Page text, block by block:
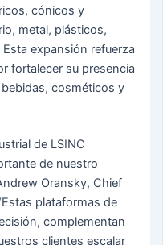
cónicos y
metal, plásticos,
expansión refuerza
fortalecer su presencia
cosméticos y
de LSINC
de nuestro
Oransky, Chief
plataformas de
complementan
clientes escalar